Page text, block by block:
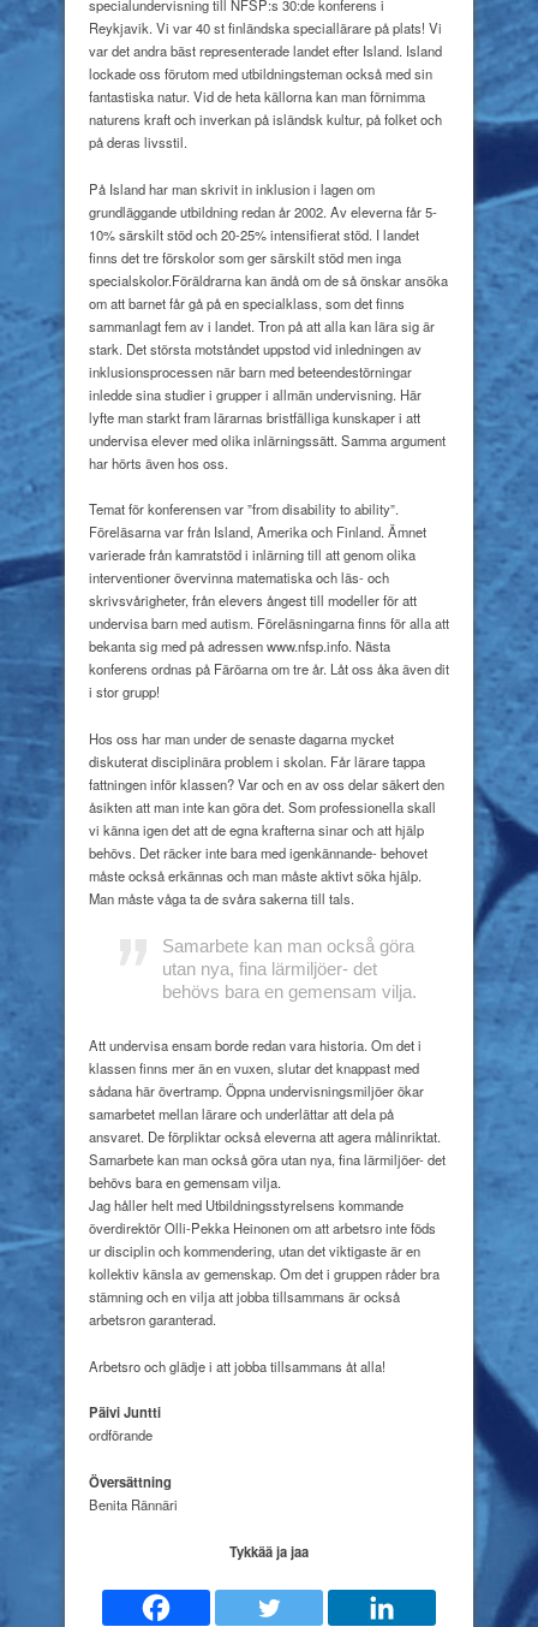
specialundervisning till NFSP:s 30:de konferens i
Reykjavik. Vi var 40 st finländska speciallärare på plats! Vi
var det andra bäst representerade landet efter Island. Island
lockade oss förutom med utbildningsteman också med sin
fantastiska natur. Vid de heta källorna kan man förnimma
naturens kraft och inverkan på isländsk kultur, på folket och
på deras livsstil.
På Island har man skrivit in inklusion i lagen om
grundläggande utbildning redan år 2002. Av eleverna får 5-
10% särskilt stöd och 20-25% intensifierat stöd. I landet
finns det tre förskolor som ger särskilt stöd men inga
specialskolor.Föräldrarna kan ändå om de så önskar ansöka
om att barnet får gå på en specialklass, som det finns
sammanlagt fem av i landet. Tron på att alla kan lära sig är
stark. Det största motståndet uppstod vid inledningen av
inklusionsprocessen när barn med beteendestörningar
inledde sina studier i grupper i allmän undervisning. Här
lyfte man starkt fram lärarnas bristfälliga kunskaper i att
undervisa elever med olika inlärningssätt. Samma argument
har hörts även hos oss.
Temat för konferensen var ”from disability to ability”.
Föreläsarna var från Island, Amerika och Finland. Ämnet
varierade från kamratstöd i inlärning till att genom olika
interventioner övervinna matematiska och läs- och
skrivsvårigheter, från elevers ångest till modeller för att
undervisa barn med autism. Föreläsningarna finns för alla att
bekanta sig med på adressen www.nfsp.info. Nästa
konferens ordnas på Färöarna om tre år. Låt oss åka även dit
i stor grupp!
Hos oss har man under de senaste dagarna mycket
diskuterat disciplinära problem i skolan. Får lärare tappa
fattningen inför klassen? Var och en av oss delar säkert den
åsikten att man inte kan göra det. Som professionella skall
vi känna igen det att de egna krafterna sinar och att hjälp
behövs. Det räcker inte bara med igenkännande- behovet
måste också erkännas och man måste aktivt söka hjälp.
Man måste våga ta de svåra sakerna till tals.
Samarbete kan man också göra
utan nya, fina lärmiljöer- det
behövs bara en gemensam vilja.
Att undervisa ensam borde redan vara historia. Om det i
klassen finns mer än en vuxen, slutar det knappast med
sådana här övertramp. Öppna undervisningsmiljöer ökar
samarbetet mellan lärare och underlättar att dela på
ansvaret. De förpliktar också eleverna att agera målinriktat.
Samarbete kan man också göra utan nya, fina lärmiljöer- det
behövs bara en gemensam vilja.
Jag håller helt med Utbildningsstyrelsens kommande
överdirektör Olli-Pekka Heinonen om att arbetsro inte föds
ur disciplin och kommendering, utan det viktigaste är en
kollektiv känsla av gemenskap. Om det i gruppen råder bra
stämning och en vilja att jobba tillsammans är också
arbetsron garanterad.
Arbetsro och glädje i att jobba tillsammans åt alla!
Päivi Juntti
ordförande
Översättning
Benita Rännäri
Tykkää ja jaa